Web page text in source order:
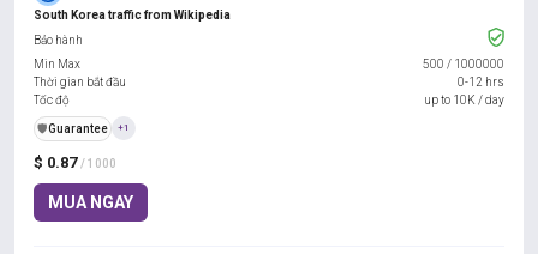
South Korea traffic from Wikipedia
$ 0.87 / 1000
MUA NGAY
Bảo hành
Min Max
500 / 1000000
Thời gian bắt đầu
0-12 hrs
Tốc độ
up to 10K / day
️🛡️Guarantee +1